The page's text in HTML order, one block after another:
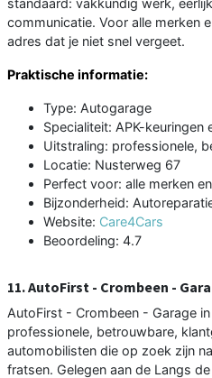
communicatie. Voor alle merken
adres dat je niet snel vergeet.
Praktische informatie:
Type: Autogarage
Specialiteit: APK-keuringen
Uitstraling: professionele,
Locatie: Nusterweg 67
Perfect voor: alle merken
Bijzonderheid:
Website: Care4Cars
Beoordeling: 4.7
11. AutoFirst - Crombeen -
AutoFirst - Crombeen - Garage
professionele, betrouwbare,
automobilisten die op zoek zijn
fratsen. Gelegen aan de Langs